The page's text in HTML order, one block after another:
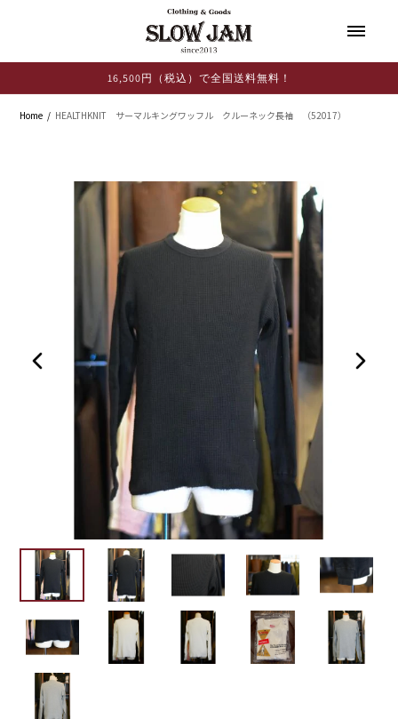
16,500円（税込）で全国送料無料！
Home HEALTHKNIT サーマルキングワッフル クルーネック長袖 （52017）